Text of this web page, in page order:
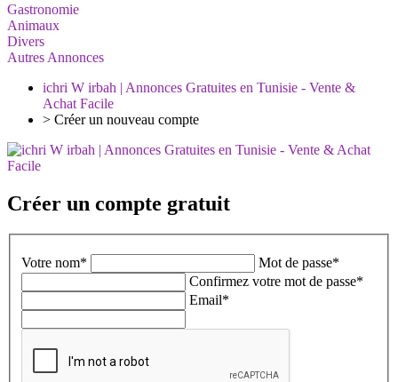
Gastronomie
Animaux
Divers
Autres Annonces
ichri W irbah | Annonces Gratuites en Tunisie - Vente &
Achat Facile
> Créer un nouveau compte
Créer un compte gratuit
Votre nom* Mot de passe*
Confirmez votre mot de passe*
Email*